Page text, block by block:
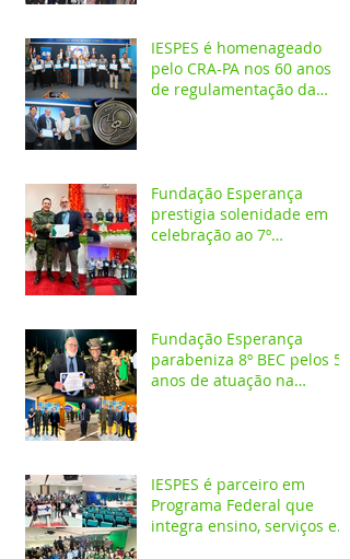
IESPES é homenageado
pelo CRA-PA nos 60 anos
de regulamentação da
Fundação Esperança
prestigia solenidade em
celebração ao 7º
Fundação Esperança
parabeniza 8º BEC pelos 55
anos de atuação na
IESPES é parceiro em
Programa Federal que
integra ensino, serviços em